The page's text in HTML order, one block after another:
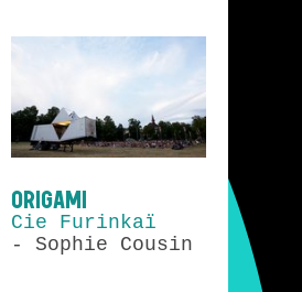
ORIGAMI
Cie Furinkaï
- Sophie Cousin